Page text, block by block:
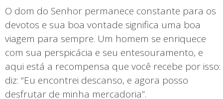
O dom do Senhor permanece constante para os
devotos e sua boa vontade significa uma boa
viagem para sempre. Um homem se enriquece
com sua perspicácia e seu entesouramento, e
aqui está a recompensa que você recebe por isso:
diz: “Eu encontrei descanso, e agora posso
desfrutar de minha mercadoria”.